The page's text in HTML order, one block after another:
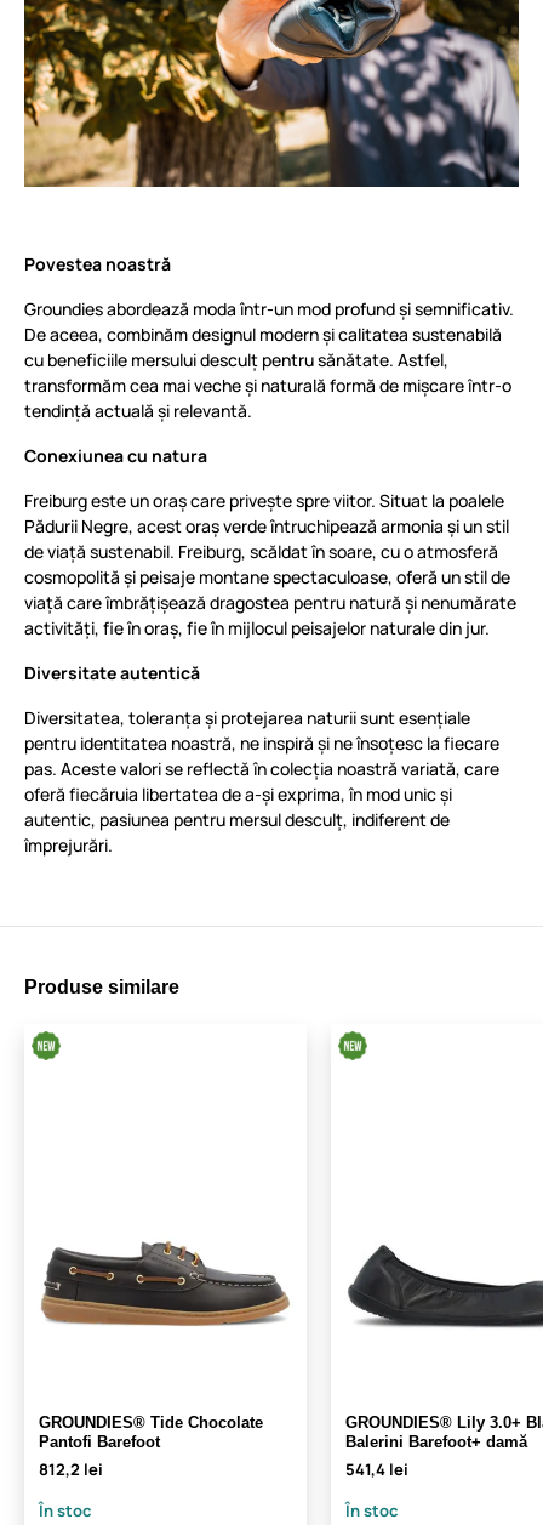
Povestea noastră
Groundies abordează moda într-un mod profund și semnificativ.
De aceea, combinăm designul modern și calitatea sustenabilă
cu beneficiile mersului desculț pentru sănătate. Astfel,
transformăm cea mai veche și naturală formă de mișcare într-o
tendință actuală și relevantă.
Conexiunea cu natura
Freiburg este un oraș care privește spre viitor. Situat la poalele
Pădurii Negre, acest oraș verde întruchipează armonia și un stil
de viață sustenabil. Freiburg, scăldat în soare, cu o atmosferă
cosmopolită și peisaje montane spectaculoase, oferă un stil de
viață care îmbrățișează dragostea pentru natură și nenumărate
activități, fie în oraș, fie în mijlocul peisajelor naturale din jur.
Diversitate autentică
Diversitatea, toleranța și protejarea naturii sunt esențiale
pentru identitatea noastră, ne inspiră și ne însoțesc la fiecare
pas. Aceste valori se reflectă în colecția noastră variată, care
oferă fiecăruia libertatea de a-și exprima, în mod unic și
autentic, pasiunea pentru mersul desculț, indiferent de
împrejurări.
Produse similare
GROUNDIES® Tide Chocolate
Pantofi Barefoot
812,2 lei
În stoc
GROUNDIES® Lily 3.0+
Balerini Barefoot+ damă
541,4 lei
În stoc